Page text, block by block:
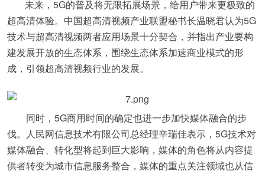
未来，5G的普及将无限拓展场景，给用户带来更极致的
超高清体验。中国超高清视频产业联盟秘书长温晓君认为5G
技术与超高清视频两者应用场景十分契合，并指出产业要构
建发展开放的生态体系，围绕生态体系加速商业模式的形
成，引领超高清视频行业的发展。
同时，5G商用时间的确定也进一步加快媒体融合的步
伐。人民网信息技术有限公司总经理辛瑞佳表示，5G技术对
媒体融合、转化型将起到巨大影响，媒体的角色将从内容提
供者转变为城市信息服务整合，媒体的重点关注领域也从信